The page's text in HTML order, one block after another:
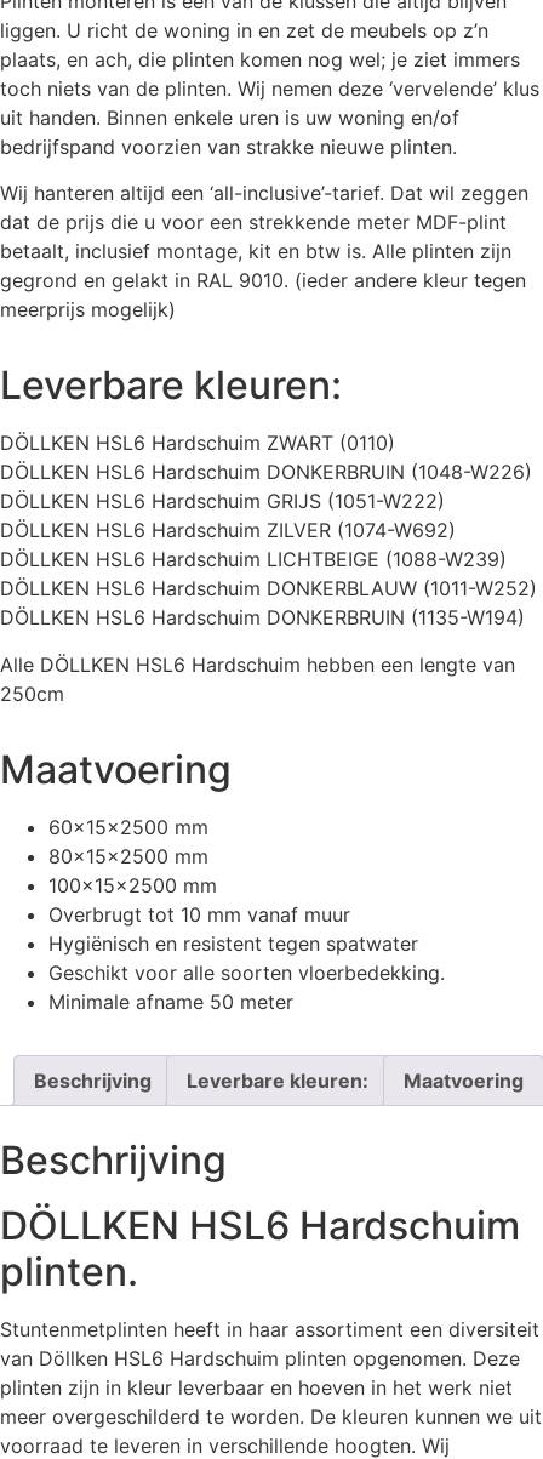
liggen. U richt de woning in en zet de meubels op z’n
plaats, en ach, die plinten komen nog wel; je ziet immers
toch niets van de plinten. Wij nemen deze ‘vervelende’ klus
uit handen. Binnen enkele uren is uw woning en/of
bedrijfspand voorzien van strakke nieuwe plinten.
Wij hanteren altijd een ‘all-inclusive’-tarief. Dat wil zeggen
dat de prijs die u voor een strekkende meter MDF-plint
betaalt, inclusief montage, kit en btw is. Alle plinten zijn
gegrond en gelakt in RAL 9010. (ieder andere kleur tegen
meerprijs mogelijk)
Leverbare kleuren:
DÖLLKEN HSL6 Hardschuim ZWART (0110)
DÖLLKEN HSL6 Hardschuim DONKERBRUIN (1048-W226)
DÖLLKEN HSL6 Hardschuim GRIJS (1051-W222)
DÖLLKEN HSL6 Hardschuim ZILVER (1074-W692)
DÖLLKEN HSL6 Hardschuim LICHTBEIGE (1088-W239)
DÖLLKEN HSL6 Hardschuim DONKERBLAUW (1011-W252)
DÖLLKEN HSL6 Hardschuim DONKERBRUIN (1135-W194)
Alle DÖLLKEN HSL6 Hardschuim hebben een lengte van
250cm
Maatvoering
60x15x2500 mm
80x15x2500 mm
100x15x2500 mm
Overbrugt tot 10 mm vanaf muur
Hygiënisch en resistent tegen spatwater
Geschikt voor alle soorten vloerbedekking.
Minimale afname 50 meter
Beschrijving Leverbare kleuren: Maatvoering
Beschrijving
DÖLLKEN HSL6 Hardschuim
plinten.
Stuntenmetplinten heeft in haar assortiment een diversiteit
van Döllken HSL6 Hardschuim plinten opgenomen. Deze
plinten zijn in kleur leverbaar en hoeven in het werk niet
meer overgeschilderd te worden. De kleuren kunnen we uit
voorraad te leveren in verschillende hoogten. Wij